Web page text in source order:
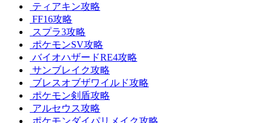
ティアキン攻略
FF16攻略
スプラ3攻略
ポケモンSV攻略
バイオハザードRE4攻略
サンブレイク攻略
ブレスオブザワイルド攻略
ポケモン剣盾攻略
アルセウス攻略
ポケモンダイパリメイク攻略